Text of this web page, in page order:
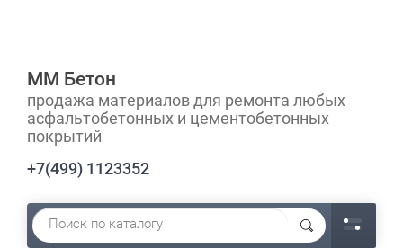
ММ Бетон
продажа материалов для ремонта любых
асфальтобетонных и цементобетонных
покрытий
+7(499) 1123352